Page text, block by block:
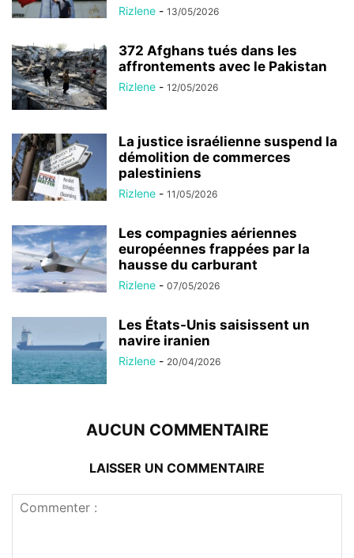
Rizlene - 13/05/2026
372 Afghans tués dans les
affrontements avec le Pakistan
Rizlene - 12/05/2026
La justice israélienne suspend la
démolition de commerces
palestiniens
Rizlene - 11/05/2026
Les compagnies aériennes
européennes frappées par la
hausse du carburant
Rizlene - 07/05/2026
Les États-Unis saisissent un
navire iranien
Rizlene - 20/04/2026
AUCUN COMMENTAIRE
LAISSER UN COMMENTAIRE